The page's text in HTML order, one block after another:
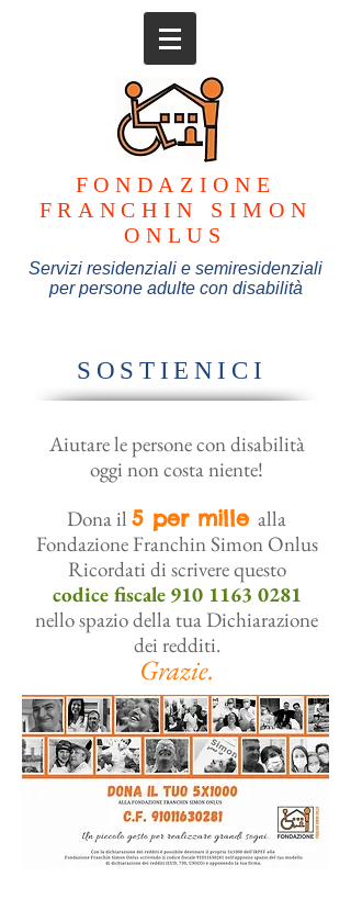
FONDAZIONE
FRANCHIN SIMON
ONLUS
Servizi residenziali e semiresidenziali
per persone adulte con disabilità
SOSTIENICI
Aiutare le persone con disabilità
oggi non costa niente!
Dona il 5 per mille alla
Fondazione Franchin Simon Onlus
Ricordati di scrivere questo
codice fiscale 910 1163 0281
nello spazio della tua Dichiarazione
dei redditi.
Grazie.